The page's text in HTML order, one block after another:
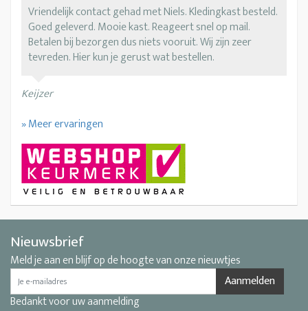
Vriendelijk contact gehad met Niels. Kledingkast besteld.
Goed geleverd. Mooie kast. Reageert snel op mail.
Betalen bij bezorgen dus niets vooruit. Wij zijn zeer
tevreden. Hier kun je gerust wat bestellen.
Keijzer
» Meer ervaringen
Nieuwsbrief
Meld je aan en blijf op de hoogte van onze nieuwtjes
Aanmelden
Bedankt voor uw aanmelding